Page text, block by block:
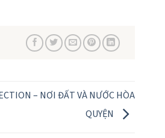
– NƠI ĐẤT VÀ NƯỚC HÒA
QUYỆN